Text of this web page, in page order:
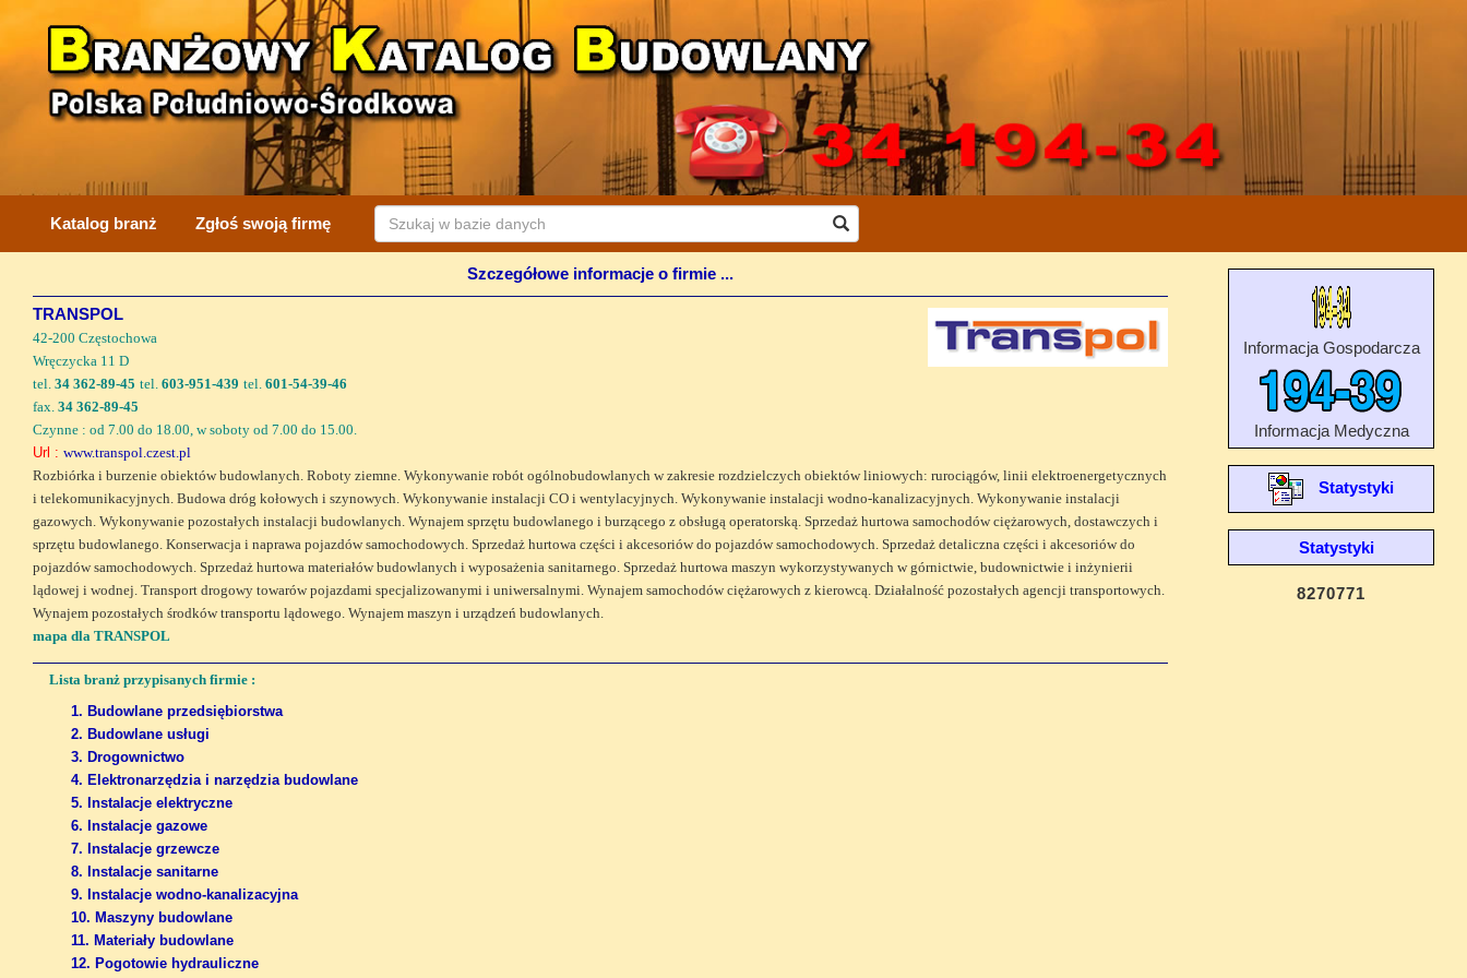
Katalog branż Zgłoś swoją firmę
Szczegółowe informacje o firmie ...
TRANSPOL
42-200 Częstochowa
Wręczycka 11 D
tel. 34 362-89-45 tel. 603-951-439 tel. 601-54-39-46
fax. 34 362-89-45
Czynne : od 7.00 do 18.00, w soboty od 7.00 do 15.00.
Url : www.transpol.czest.pl
Rozbiórka i burzenie obiektów budowlanych. Roboty ziemne. Wykonywanie robót ogólnobudowlanych w zakresie rozdzielczych obiektów liniowych: rurociągów, linii elektroenergetycznych
i telekomunikacyjnych. Budowa dróg kołowych i szynowych. Wykonywanie instalacji CO i wentylacyjnych. Wykonywanie instalacji wodno-kanalizacyjnych. Wykonywanie instalacji
gazowych. Wykonywanie pozostałych instalacji budowlanych. Wynajem sprzętu budowlanego i burzącego z obsługą operatorską. Sprzedaż hurtowa samochodów ciężarowych, dostawczych i
sprzętu budowlanego. Konserwacja i naprawa pojazdów samochodowych. Sprzedaż hurtowa części i akcesoriów do pojazdów samochodowych. Sprzedaż detaliczna części i akcesoriów do
pojazdów samochodowych. Sprzedaż hurtowa materiałów budowlanych i wyposażenia sanitarnego. Sprzedaż hurtowa maszyn wykorzystywanych w górnictwie, budownictwie i inżynierii
lądowej i wodnej. Transport drogowy towarów pojazdami specjalizowanymi i uniwersalnymi. Wynajem samochodów ciężarowych z kierowcą. Działalność pozostałych agencji transportowych.
Wynajem pozostałych środków transportu lądowego. Wynajem maszyn i urządzeń budowlanych.
mapa dla TRANSPOL
Lista branż przypisanych firmie :
1. Budowlane przedsiębiorstwa
2. Budowlane usługi
3. Drogownictwo
4. Elektronarzędzia i narzędzia budowlane
5. Instalacje elektryczne
6. Instalacje gazowe
7. Instalacje grzewcze
8. Instalacje sanitarne
9. Instalacje wodno-kanalizacyjna
10. Maszyny budowlane
11. Materiały budowlane
12. Pogotowie hydrauliczne
Informacja Gospodarcza
Informacja Medyczna
Statystyki
Statystyki
8270771